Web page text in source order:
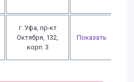
г. Уфа, пр-кт
Октября, 132,
корп. 3
Показать